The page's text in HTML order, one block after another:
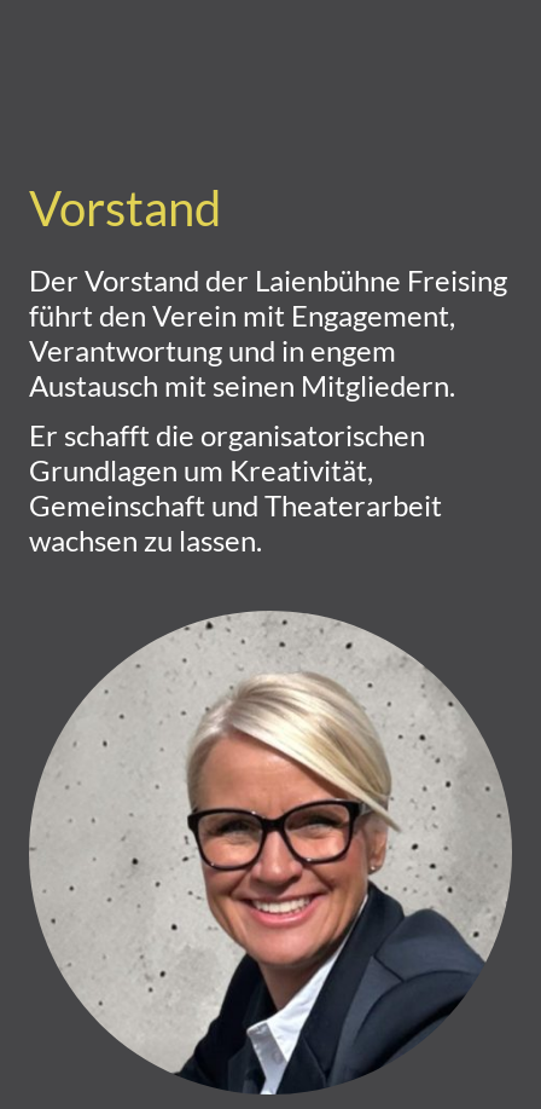
Vorstand
Der Vorstand der Laienbühne Freising
führt den Verein mit Engagement,
Verantwortung und in engem
Austausch mit seinen Mitgliedern.
Er schafft die organisatorischen
Grundlagen um Kreativität,
Gemeinschaft und Theaterarbeit
wachsen zu lassen.